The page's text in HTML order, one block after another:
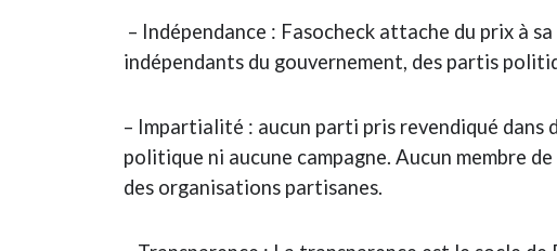
– Indépendance : Fasocheck attache du prix à
indépendants du gouvernement, des partis
– Impartialité : aucun parti pris revendiqué dans
politique ni aucune campagne. Aucun membre
des organisations partisanes.